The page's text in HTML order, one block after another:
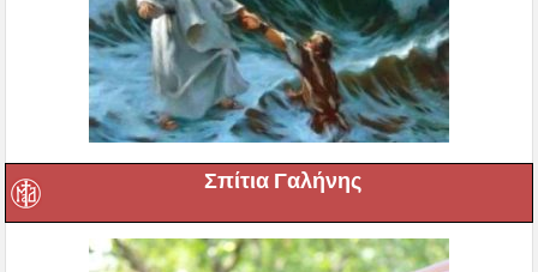
Σπίτια Γαλήνης